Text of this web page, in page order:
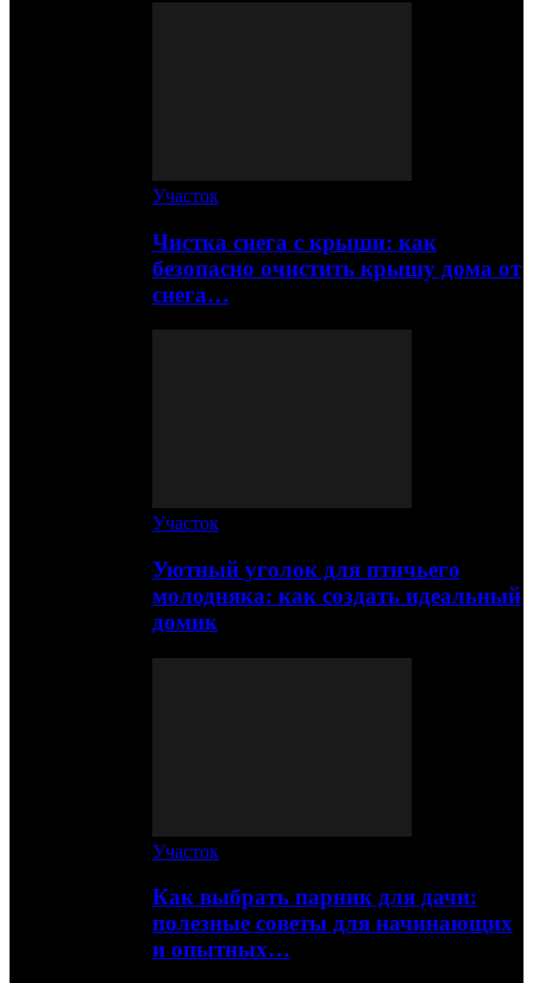
Участок
Чистка снега с крыши: как
безопасно очистить крышу дома от
снега…
Участок
Уютный уголок для птичьего
молодняка: как создать идеальный
домик
Участок
Как выбрать парник для дачи:
полезные советы для начинающих
и опытных…